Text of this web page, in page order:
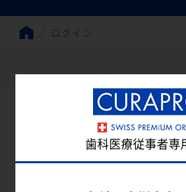
ログイン
ログイ
歯科医療従事者専